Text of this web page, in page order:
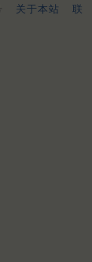
关于本站
联